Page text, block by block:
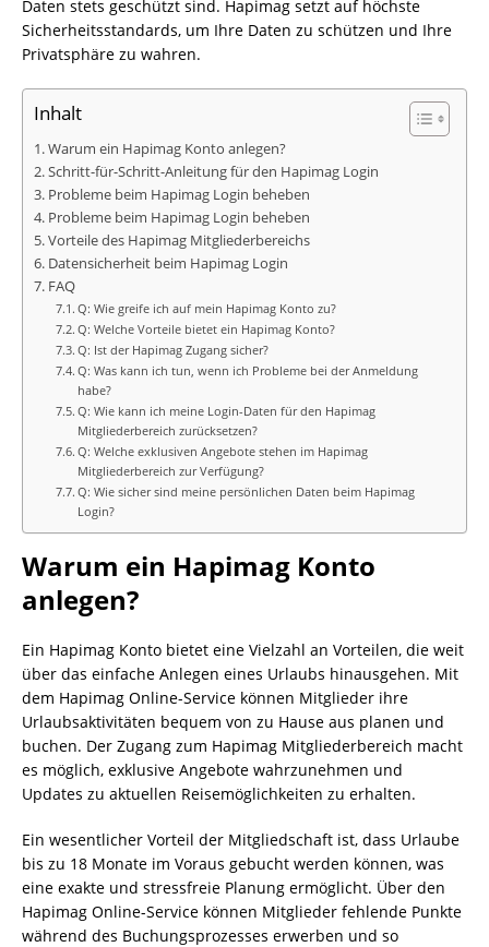
Daten stets geschützt sind. Hapimag setzt auf höchste
Sicherheitsstandards, um Ihre Daten zu schützen und Ihre
Privatsphäre zu wahren.
Inhalt
Warum ein Hapimag Konto anlegen?
Schritt-für-Schritt-Anleitung für den Hapimag Login
Probleme beim Hapimag Login beheben
Probleme beim Hapimag Login beheben
Vorteile des Hapimag Mitgliederbereichs
Datensicherheit beim Hapimag Login
FAQ
Q: Wie greife ich auf mein Hapimag Konto zu?
Q: Welche Vorteile bietet ein Hapimag Konto?
Q: Ist der Hapimag Zugang sicher?
Q: Was kann ich tun, wenn ich Probleme bei der Anmeldung
habe?
Q: Wie kann ich meine Login-Daten für den Hapimag
Mitgliederbereich zurücksetzen?
Q: Welche exklusiven Angebote stehen im Hapimag
Mitgliederbereich zur Verfügung?
Q: Wie sicher sind meine persönlichen Daten beim Hapimag
Login?
Warum ein Hapimag Konto
anlegen?
Ein Hapimag Konto bietet eine Vielzahl an Vorteilen, die weit
über das einfache Anlegen eines Urlaubs hinausgehen. Mit
dem Hapimag Online-Service können Mitglieder ihre
Urlaubsaktivitäten bequem von zu Hause aus planen und
buchen. Der Zugang zum Hapimag Mitgliederbereich macht
es möglich, exklusive Angebote wahrzunehmen und
Updates zu aktuellen Reisemöglichkeiten zu erhalten.
Ein wesentlicher Vorteil der Mitgliedschaft ist, dass Urlaube
bis zu 18 Monate im Voraus gebucht werden können, was
eine exakte und stressfreie Planung ermöglicht. Über den
Hapimag Online-Service können Mitglieder fehlende Punkte
während des Buchungsprozesses erwerben und so